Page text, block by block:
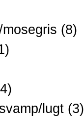
(8)
lugt (3)